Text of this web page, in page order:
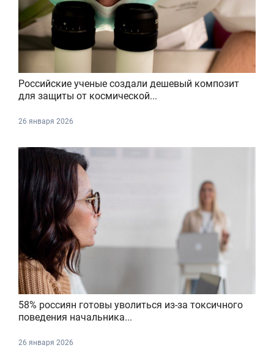
Российские ученые создали дешевый композит
для защиты от космической...
26 января 2026
58% россиян готовы уволиться из-за токсичного
поведения начальника...
26 января 2026